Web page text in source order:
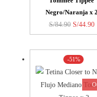
Negro/Naranja x 2
S/84.90 El
precio
original
era:
S/84.90.
S/44.90El
-51%